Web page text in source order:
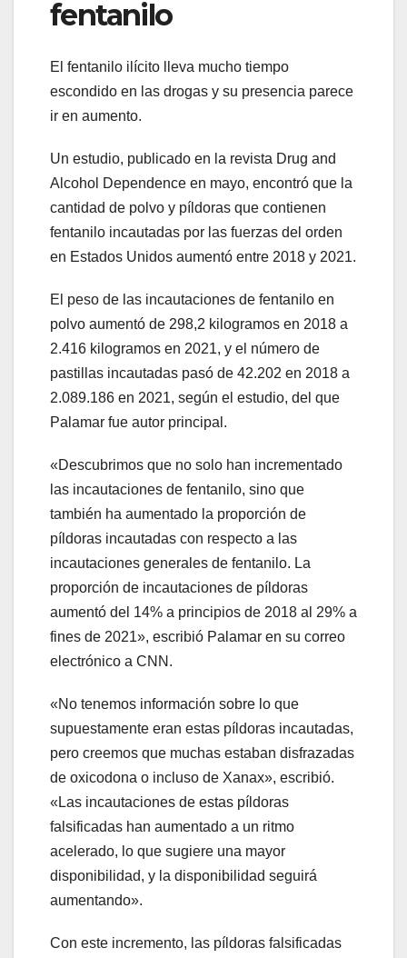
fentanilo
El fentanilo ilícito lleva mucho tiempo
escondido en las drogas y su presencia parece
ir en aumento.
Un estudio, publicado en la revista Drug and
Alcohol Dependence en mayo, encontró que la
cantidad de polvo y píldoras que contienen
fentanilo incautadas por las fuerzas del orden
en Estados Unidos aumentó entre 2018 y 2021.
El peso de las incautaciones de fentanilo en
polvo aumentó de 298,2 kilogramos en 2018 a
2.416 kilogramos en 2021, y el número de
pastillas incautadas pasó de 42.202 en 2018 a
2.089.186 en 2021, según el estudio, del que
Palamar fue autor principal.
«Descubrimos que no solo han incrementado
las incautaciones de fentanilo, sino que
también ha aumentado la proporción de
píldoras incautadas con respecto a las
incautaciones generales de fentanilo. La
proporción de incautaciones de píldoras
aumentó del 14% a principios de 2018 al 29% a
fines de 2021», escribió Palamar en su correo
electrónico a CNN.
«No tenemos información sobre lo que
supuestamente eran estas píldoras incautadas,
pero creemos que muchas estaban disfrazadas
de oxicodona o incluso de Xanax», escribió.
«Las incautaciones de estas píldoras
falsificadas han aumentado a un ritmo
acelerado, lo que sugiere una mayor
disponibilidad, y la disponibilidad seguirá
aumentando».
Con este incremento, las píldoras falsificadas